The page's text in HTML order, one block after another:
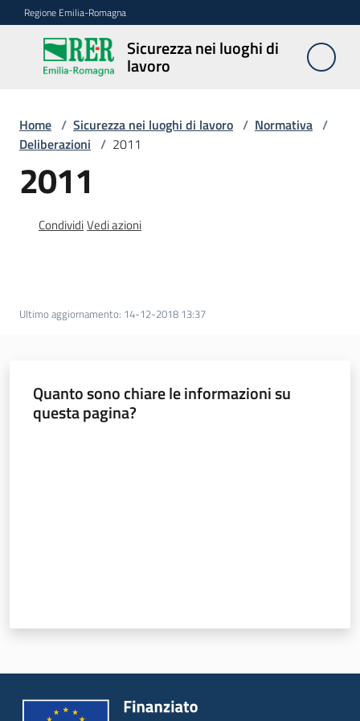
Vai al contenuto
Vai alla navigazione
Vai al footer
Regione Emilia-Romagna
Sicurezza nei luoghi di
lavoro
Sicurezza
nei
lavoro
Notizie
Sicurezza
vigilanza
INAIL
Home / Sicurezza nei luoghi di lavoro / Normativa /
Deliberazioni / 2011
2011
CondividiVedi azioni
Ultimo aggiornamento: 14-12-2018 13:37
Quanto sono chiare le informazioni su
questa pagina?